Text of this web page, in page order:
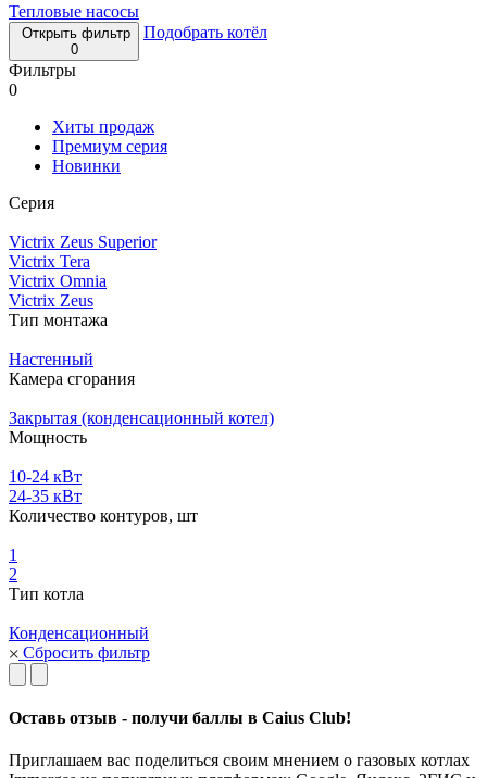
Тепловые насосы
Открыть фильтр
0
Подобрать котёл
Фильтры
0
Хиты продаж
Премиум серия
Новинки
Серия
Victrix Zeus Superior
Victrix Tera
Victrix Omnia
Victrix Zeus
Тип монтажа
Настенный
Камера сгорания
Закрытая (конденсационный котел)
Мощность
10-24 кВт
24-35 кВт
Количество контуров, шт
1
2
Тип котла
Конденсационный
Сбросить фильтр
Оставь отзыв - получи баллы в Caius Club!
Приглашаем вас поделиться своим мнением о газовых котлах